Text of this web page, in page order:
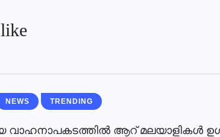
NEWS TRENDING
ആറ് മലയാളികള്‍